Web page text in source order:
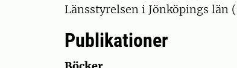
Länsstyrelsen i Jönköpings län
Publikationer